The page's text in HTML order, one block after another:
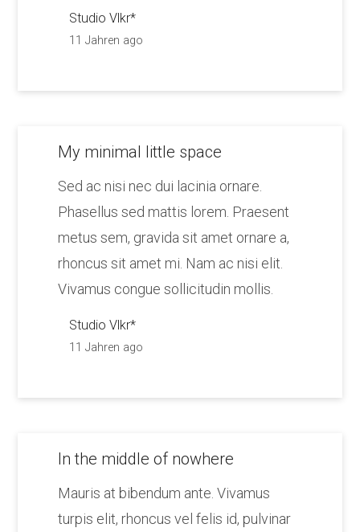
Studio Vlkr*
11 Jahren ago
My minimal little space
Sed ac nisi nec dui lacinia ornare.
Phasellus sed mattis lorem. Praesent
metus sem, gravida sit amet ornare a,
rhoncus sit amet mi. Nam ac nisi elit.
Vivamus congue sollicitudin mollis.
Studio Vlkr*
11 Jahren ago
In the middle of nowhere
Mauris at bibendum ante. Vivamus
turpis elit, rhoncus vel felis id, pulvinar